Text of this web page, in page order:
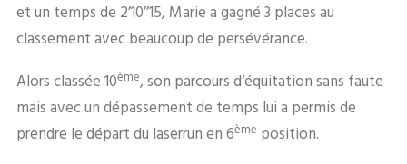
et un temps de 2’10’’15, Marie a gagné 3 places au
classement avec beaucoup de persévérance.
Alors classée 10ème, son parcours d‘équitation sans faute
mais avec un dépassement de temps lui a permis de
prendre le départ du laserrun en 6ème position.